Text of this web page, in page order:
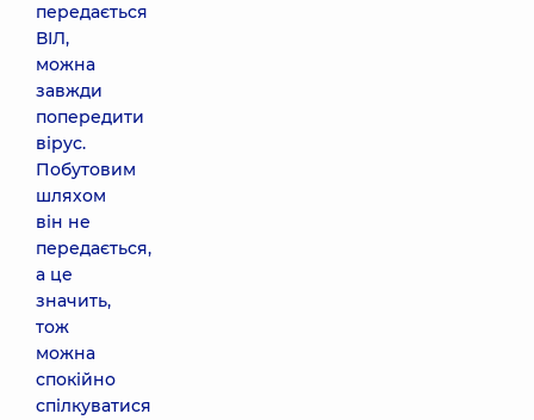
передається
ВІЛ,
можна
завжди
попередити
вірус.
Побутовим
шляхом
він не
передається,
а це
значить,
тож
можна
спокійно
спілкуватися